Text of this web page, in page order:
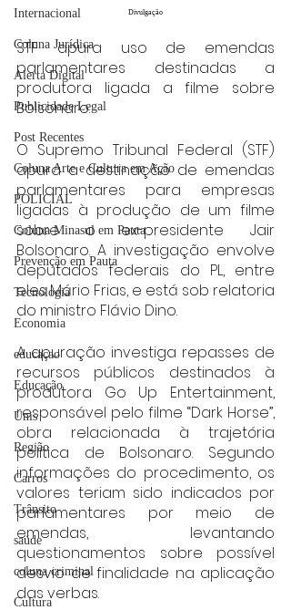
Internacional
Coluna Jurídica
Alerta Digital
Publicidade Legal
Post Recentes
Coluna Arte e Cultura em Ação
POLICIAL
Coluna Minasul em Pauta
Prevenção em Pauta
Tecnologia
Economia
educaçao
Educação
Unis
Região
Carros
Trânsito
saúde
coluna criminal
Cultura
Divulgação
STF apura uso de emendas
parlamentares destinadas a
produtora ligada a filme sobre
Bolsonaro.
O Supremo Tribunal Federal (STF)
apura a destinação de emendas
parlamentares para empresas
ligadas à produção de um filme
sobre o ex-presidente Jair
Bolsonaro. A investigação envolve
deputados federais do PL, entre
eles Mário Frias, e está sob relatoria
do ministro Flávio Dino.
A apuração investiga repasses de
recursos públicos destinados à
produtora Go Up Entertainment,
responsável pelo filme “Dark Horse”,
obra relacionada à trajetória
política de Bolsonaro. Segundo
informações do procedimento, os
valores teriam sido indicados por
parlamentares por meio de
emendas, levantando
questionamentos sobre possível
desvio de finalidade na aplicação
das verbas.